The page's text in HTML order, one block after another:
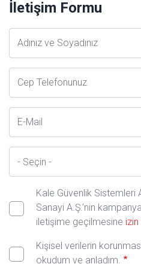
İletişim Formu
Adsoyad
Telefon
E-
Posta
İl
Kale Güvenlik Sistemleri
Sanayi A.Ş.’nin
iletişime geçilmesine
Kişisel verilerin
okudum ve anladım.